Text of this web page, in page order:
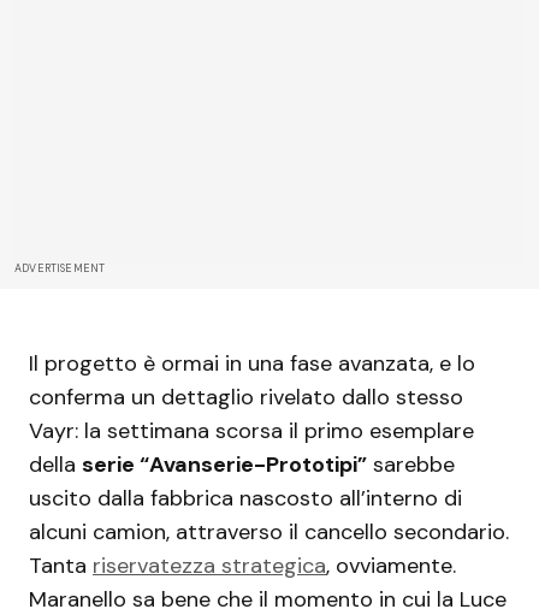
ADVERTISEMENT
Il progetto è ormai in una fase avanzata, e lo
conferma un dettaglio rivelato dallo stesso
Vayr: la settimana scorsa il primo esemplare
della serie “Avanserie-Prototipi” sarebbe
uscito dalla fabbrica nascosto all’interno di
alcuni camion, attraverso il cancello secondario.
Tanta riservatezza strategica, ovviamente.
Maranello sa bene che il momento in cui la Luce